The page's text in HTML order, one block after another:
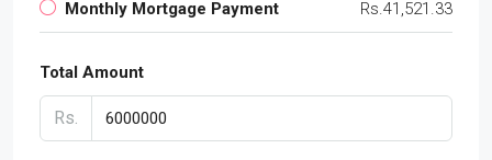
Monthly Mortgage Payment Rs.41,521.33
Total Amount
Rs.